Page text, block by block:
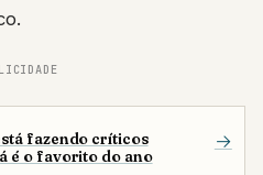
fazendo críticos
é o favorito do ano
→